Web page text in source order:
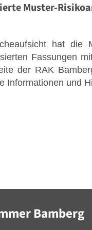
Muster-
hat die
Fassungen
der RAK
Informationen und
Bamberg